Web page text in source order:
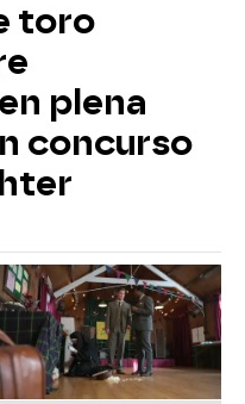
toro
plena
concurso